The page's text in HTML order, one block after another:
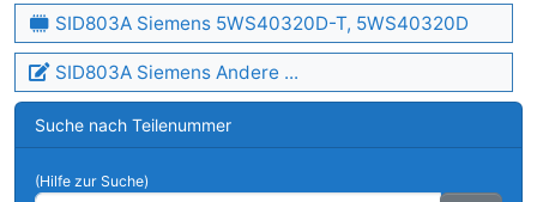
SID803A Siemens 5WS40320D-T, 5WS40320D
SID803A Siemens Andere ...
Suche nach Teilenummer
(Hilfe zur Suche)